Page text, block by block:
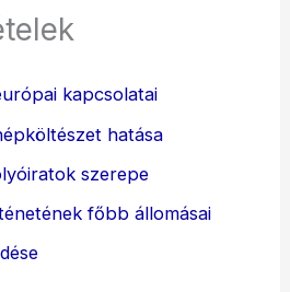
kapcsolatai
hatása
szerepe
főbb állomásai